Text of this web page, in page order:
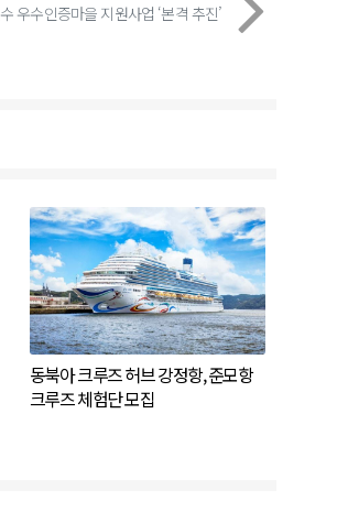
우수인증마을 지원사업 ‘본격 추진’
동북아 크루즈 허브 강정항, 준모항
크루즈 체험단 모집